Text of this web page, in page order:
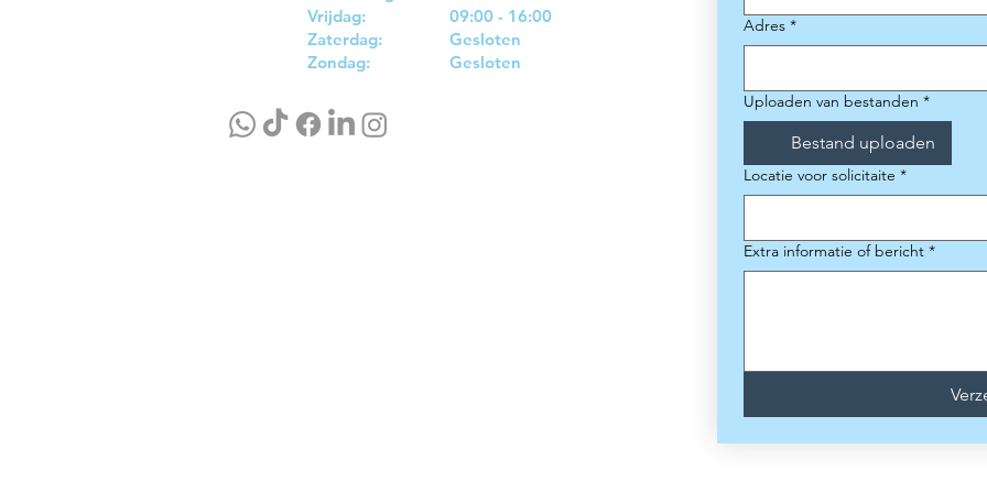
Vrijdag:
Zaterdag:
Zondag:
09:00 - 16:00
Gesloten
Gesloten
Adres *
Uploaden van bestanden *
Bestand uploaden
Locatie voor solicitaite *
Extra informatie of bericht *